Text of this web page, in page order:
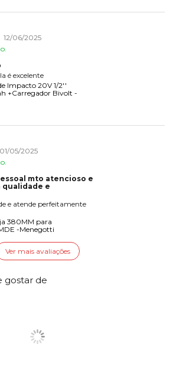
12/06/2025
é excelente
Impacto 20V 1/2''
+Carregador Bivolt -
01/05/2025
mto atencioso e
e
e atende perfeitamente
380MM para
-Menegotti
Ver mais avaliações
gostar de